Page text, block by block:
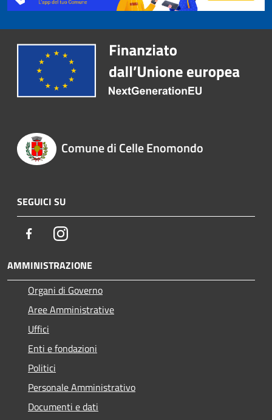
Comune di Celle Enomondo
SEGUICI SU
FacebookInstagram
AMMINISTRAZIONE
Organi di Governo
Aree Amministrative
Uffici
Enti e fondazioni
Politici
Personale Amministrativo
Documenti e dati